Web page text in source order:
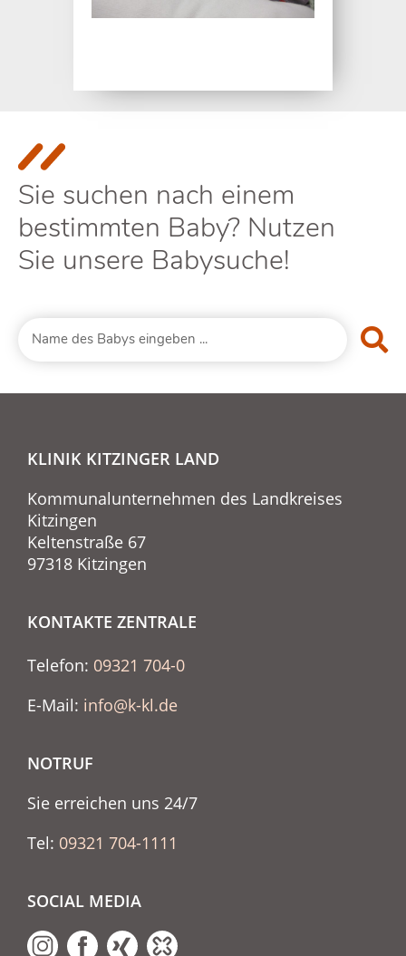
Sie suchen nach einem
bestimmten Baby? Nutzen
Sie unsere Babysuche!
KLINIK KITZINGER LAND
Kommunalunternehmen des Landkreises
Kitzingen
Keltenstraße 67
97318 Kitzingen
KONTAKTE ZENTRALE
Telefon: 09321 704-0
E-Mail: info@k-kl.de
NOTRUF
Sie erreichen uns 24/7
Tel: 09321 704-1111
SOCIAL MEDIA